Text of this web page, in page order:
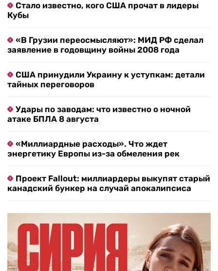
Стало известно, кого США прочат в лидеры
Кубы
«В Грузии переосмысляют»: МИД РФ сделал
заявление в годовщину войны 2008 года
США принудили Украину к уступкам: детали
тайных переговоров
Удары по заводам: что известно о ночной
атаке БПЛА 8 августа
«Миллиардные расходы». Что ждет
энергетику Европы из-за обмеления рек
Проект Fallout: миллиардеры выкупят старый
канадский бункер на случай апокалипсиса